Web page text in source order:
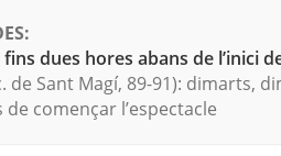
fins dues hores abans de l’inici
de Sant Magí, 89-91): dimarts,
començar l’espectacle